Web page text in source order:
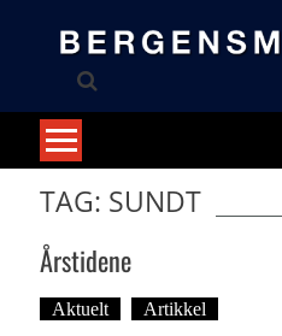
TAG: SUNDT
Årstidene
Aktuelt Artikkel